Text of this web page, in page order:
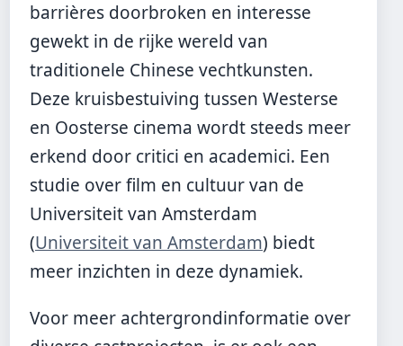
barrières doorbroken en interesse
gewekt in de rijke wereld van
traditionele Chinese vechtkunsten.
Deze kruisbestuiving tussen Westerse
en Oosterse cinema wordt steeds meer
erkend door critici en academici. Een
studie over film en cultuur van de
Universiteit van Amsterdam
(Universiteit van Amsterdam) biedt
meer inzichten in deze dynamiek.
Voor meer achtergrondinformatie over